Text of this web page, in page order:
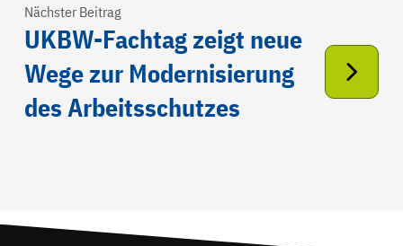
Nächster Beitrag
UKBW-Fachtag zeigt neue
Wege zur Modernisierung
des Arbeitsschutzes